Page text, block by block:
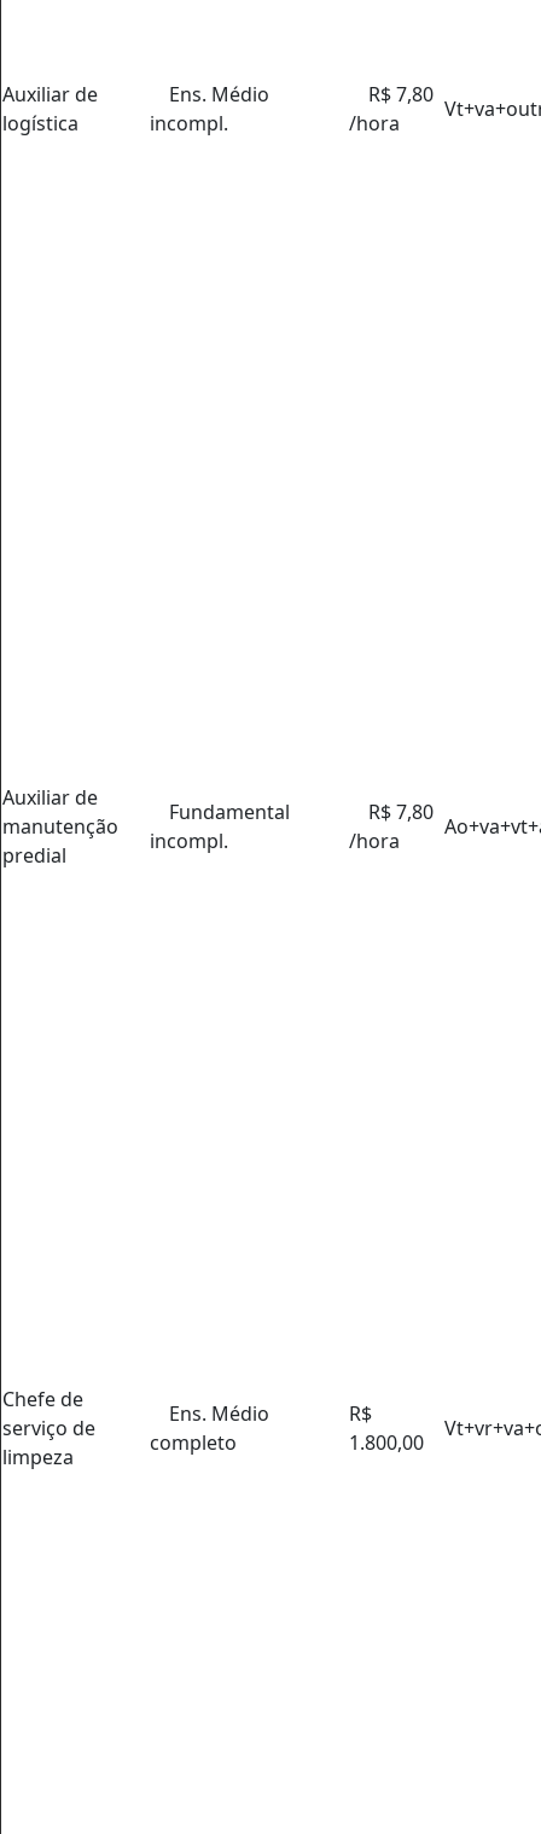
Auxiliar de
logística
Ens. Médio
incompl.
R$ 7,80
/hora
Auxiliar de
manutenção
predial
Fundamental
incompl.
R$ 7,80
/hora
Chefe de
serviço de
limpeza
Ens. Médio
completo
R$
1.800,00